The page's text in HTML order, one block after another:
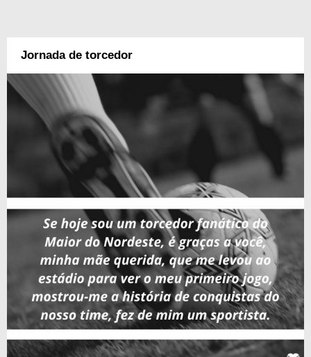
Jornada de torcedor